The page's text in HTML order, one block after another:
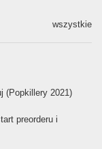
wszystkie
(Popkillery 2021)
preorderu i